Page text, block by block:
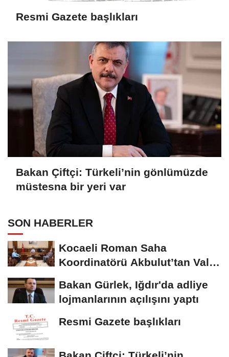
Resmi Gazete başlıkları
Bakan Çiftçi: Türkeli’nin gönlümüzde
müstesna bir yeri var
SON HABERLER
Kocaeli Roman Saha
Koordinatörü Akbulut’tan Vali
Bakan Gürlek, Iğdır'da adliye
lojmanlarının açılışını yaptı
Resmi Gazete başlıkları